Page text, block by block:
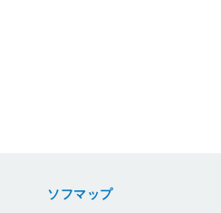
ソフマップ